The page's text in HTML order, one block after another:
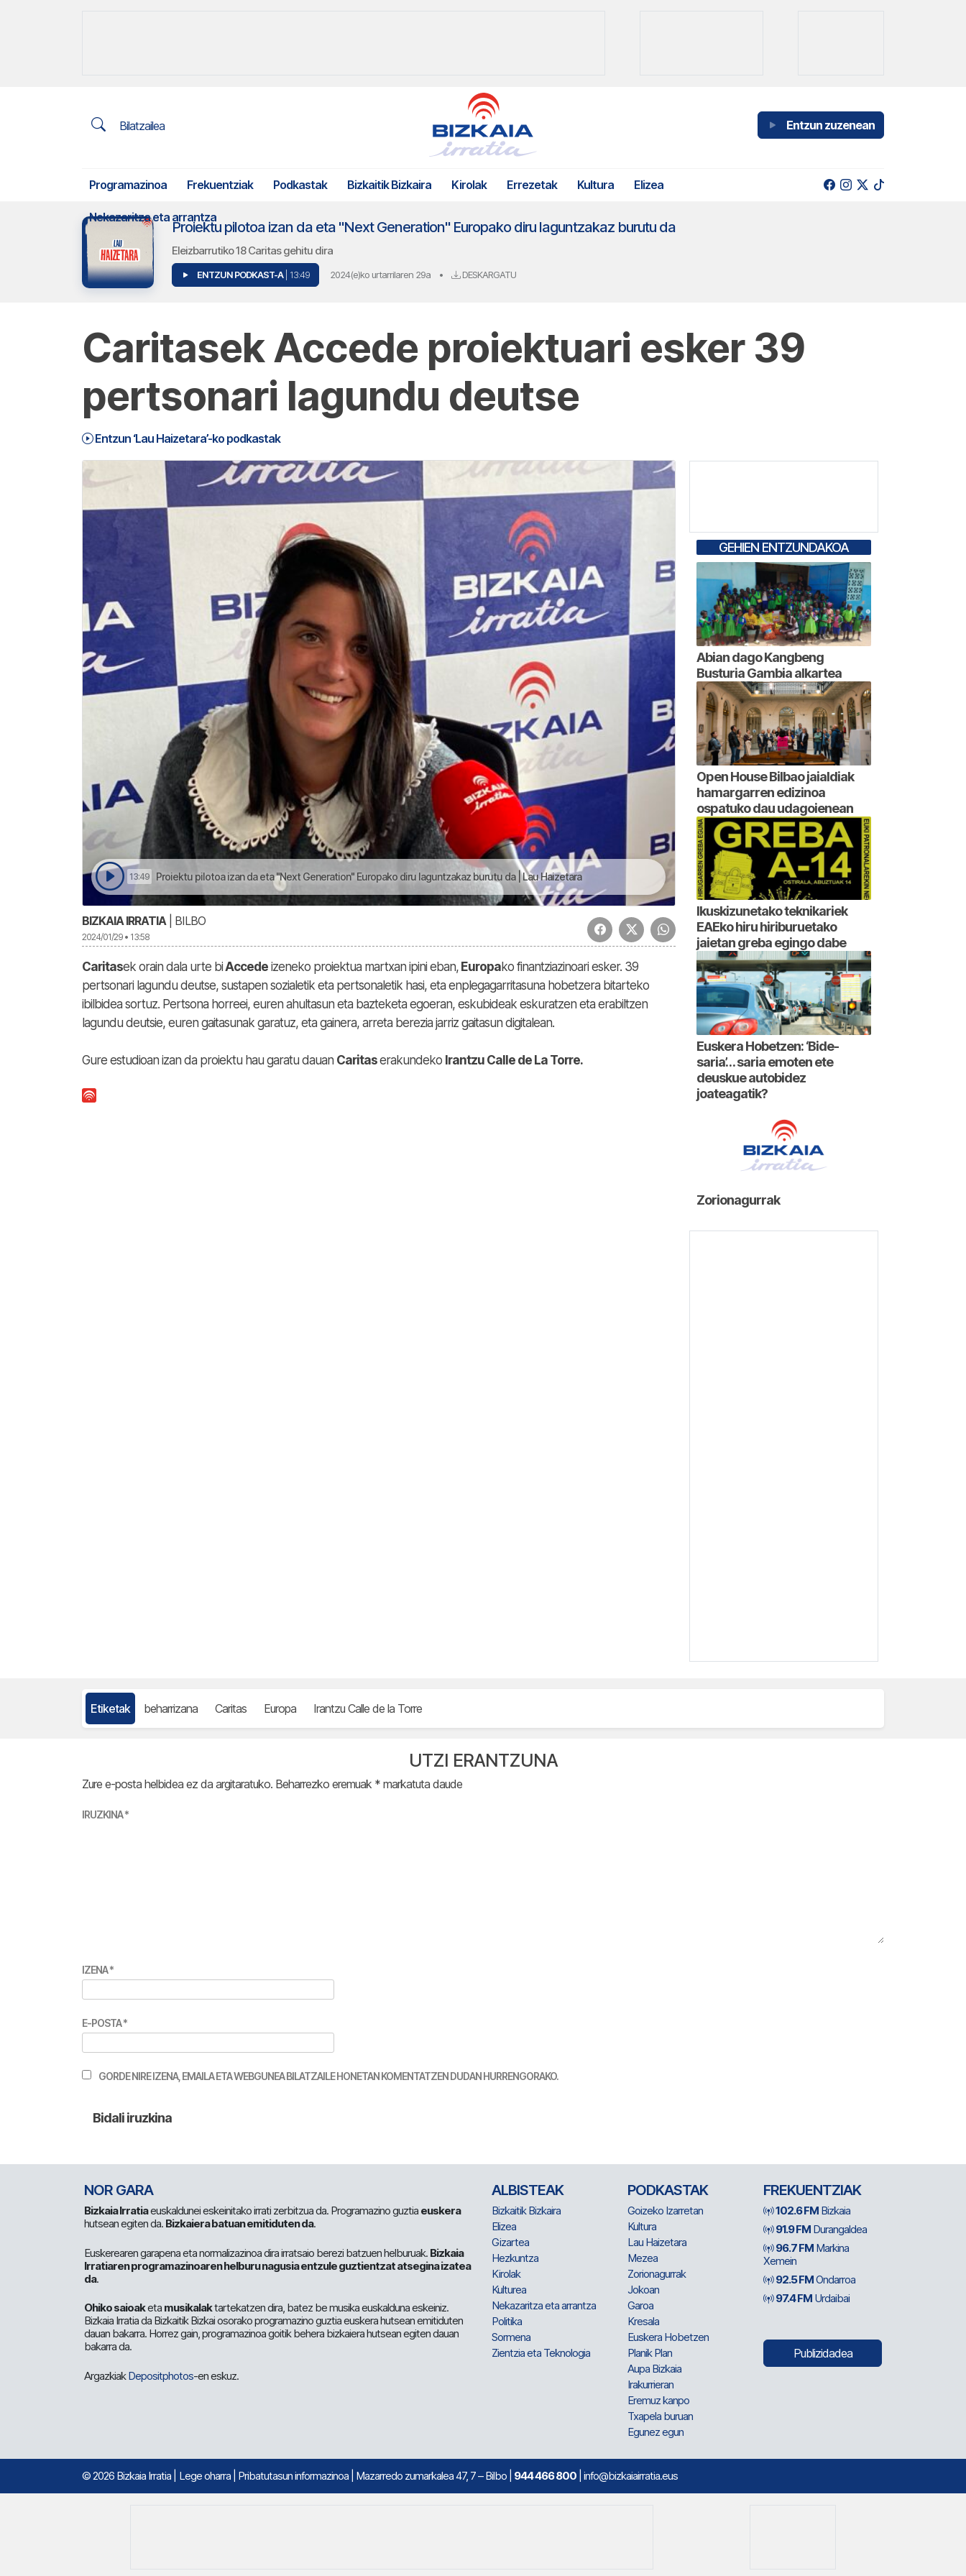
Bilatzailea Entzun zuzenean
Programazinoa Frekuentziak Podkastak Bizkaitik Bizkaira Kirolak Errezetak Kultura Elizea
Nekazaritza eta arrantza
Proiektu pilotoa izan da eta "Next Generation" Europako diru laguntzakaz burutu da
Eleizbarrutiko 18 Caritas gehitu dira
ENTZUN PODKAST-A | 13:49 2024(e)ko urtarrilaren 29a • DESKARGATU
Caritasek Accede proiektuari esker 39
pertsonari lagundu deutse
Entzun ‘Lau Haizetara’-ko podkastak
13:49 Proiektu pilotoa izan da eta "Next Generation" Europako diru laguntzakaz burutu da | Lau Haizetara
BIZKAIA IRRATIA | BILBO
2024/01/29 • 13:58
Caritasek orain dala urte biAccede izeneko proiektua martxan ipini eban, Europako finantziazinoari esker. 39
pertsonari lagundu deutse, sustapen sozialetik eta pertsonaletik hasi, eta enplegagarritasuna hobetzera bitarteko
ibilbidea sortuz. Pertsona horreei, euren ahultasun eta bazteketa egoeran, eskubideak eskuratzen eta erabiltzen
lagundu deutsie, euren gaitasunak garatuz, eta gainera, arreta berezia jarriz gaitasun digitalean.
Gure estudioan izan da proiektu hau garatu dauan Caritaserakundeko Irantzu Calle de La Torre.
GEHIEN ENTZUNDAKOA
Abian dago Kangbeng
Busturia Gambia alkartea
Open House Bilbao jaialdiak
hamargarren edizinoa
ospatuko dau udagoienean
Ikuskizunetako teknikariek
EAEko hiru hiriburuetako
jaietan greba egingo dabe
Euskera Hobetzen: ‘Bide-
saria’… saria emoten ete
deuskue autobidez
joateagatik?
Zorionagurrak
Etiketak beharrizana Caritas Europa Irantzu Calle de la Torre
UTZI ERANTZUNA
Zure e-posta helbidea ez da argitaratuko. Beharrezko eremuak * markatuta daude
IRUZKINA*
IZENA*
E-POSTA*
GORDE NIRE IZENA, EMAILA ETA WEBGUNEA BILATZAILE HONETAN KOMENTATZEN DUDAN HURRENGORAKO.
NOR GARA
Bizkaia Irratiaeuskaldunei eskeinitako irrati zerbitzua da. Programazino guztia euskera
hutsean egiten da. Bizkaiera batuan emitiduten da.
Euskerearen garapena eta normalizazinoa dira irratsaio berezi batzuen helburuak. Bizkaia
Irratiaren programazinoaren helburu nagusia entzule guztientzat atsegina izatea
da.
Ohiko saioaketa musikalaktartekatzen dira, batez be musika euskalduna eskeiniz.
Bizkaia Irratia da Bizkaitik Bizkai osorako programazino guztia euskera hutsean emitiduten
dauan bakarra. Horrez gain, programazinoa goitik behera bizkaiera hutsean egiten dauan
bakarra da.
ArgazkiakDepositphotos-en eskuz.
ALBISTEAK
Bizkaitik Bizkaira
Elizea
Gizartea
Hezkuntza
Kirolak
Kulturea
Nekazaritza eta arrantza
Politika
Sormena
Zientzia eta Teknologia
PODKASTAK
Goizeko Izarretan
Kultura
Lau Haizetara
Mezea
Zorionagurrak
Jokoan
Garoa
Kresala
Euskera Hobetzen
Planik Plan
Aupa Bizkaia
Irakurrieran
Eremuz kanpo
Txapela buruan
Egunez egun
FREKUENTZIAK
102.6 FM Bizkaia
91.9 FM Durangaldea
96.7 FM Markina
Xemein
92.5 FMOndarroa
97.4 FM Urdaibai
Publizidadea
© 2026 Bizkaia Irratia Lege oharra Pribatutasun informazinoa | Mazarredo zumarkalea 47, 7 – Bilbo | 944 466 800 | info@bizkaiairratia.eus